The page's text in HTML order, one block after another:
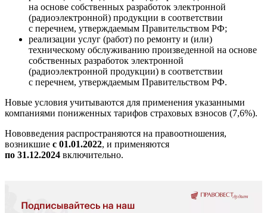
на основе собственных разработок электронной
(радиоэлектронной) продукции в соответствии
с перечнем, утверждаемым Правительством РФ;
реализации услуг (работ) по ремонту и (или)
техническому обслуживанию произведенной на основе
собственных разработок электронной
(радиоэлектронной продукции) в соответствии
с перечнем, утверждаемым Правительством РФ.
Новые условия учитываются для применения указанными
компаниями пониженных тарифов страховых взносов (7,6%).
Нововведения распространяются на правоотношения,
возникшие с 01.01.2022, и применяются
по 31.12.2024 включительно.